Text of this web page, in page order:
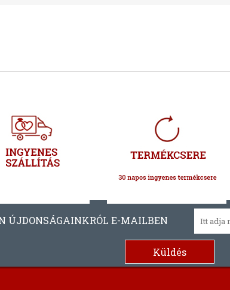
ÚJDONSÁGAINKRÓL E-MAILBEN